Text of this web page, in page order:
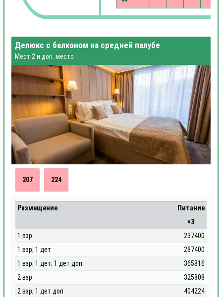
Делюкс с балконом на средней палубе
Мест 2 и доп. место
207 224
Размещение
Питание
×3
1 взр
237400
1 взр; 1 дет
287400
1 взр; 1 дет; 1 дет доп
365816
2 взр
325808
2 взр; 1 дет доп
404224